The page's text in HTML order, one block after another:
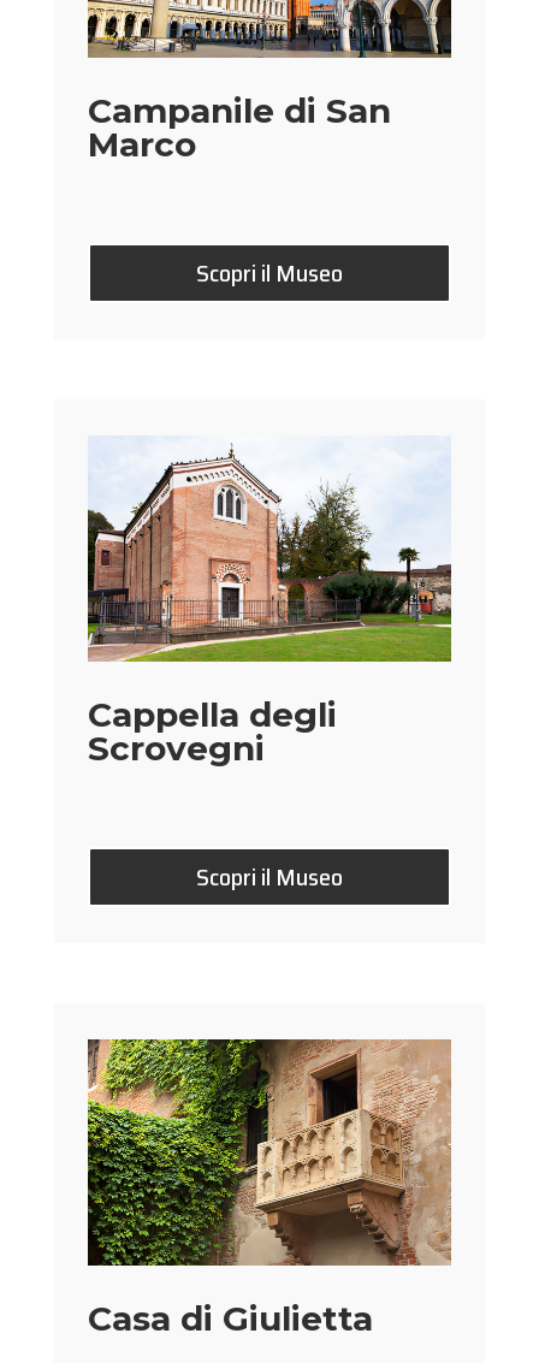
Campanile di San
Marco
Scopri il Museo
Cappella degli
Scrovegni
Scopri il Museo
Casa di Giulietta